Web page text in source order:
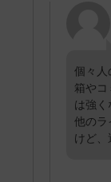
個々人
箱やコ
は強く
他のラ
けど、